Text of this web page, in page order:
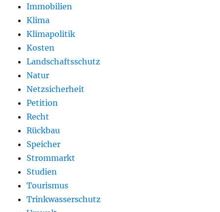
Immobilien
Klima
Klimapolitik
Kosten
Landschaftsschutz
Natur
Netzsicherheit
Petition
Recht
Rückbau
Speicher
Strommarkt
Studien
Tourismus
Trinkwasserschutz